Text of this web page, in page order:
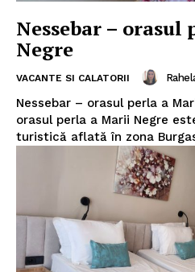
Nessebar –
Negre
VACANTE SI CALATORII
Nessebar – orasul perla a Marii Negre
orasul perla a Marii Negre
turistică aflată în zona